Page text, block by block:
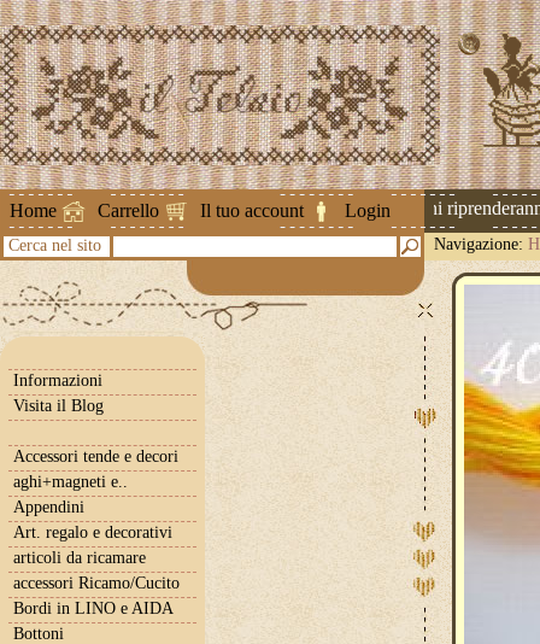
Home Carrello Il tuo account Login
Attenzione ! Le spedizioni riprenderanno
Cerca nel sito Navigazione:
Informazioni
Visita il Blog
Accessori tende e decori
aghi+magneti e..
Appendini
Art. regalo e decorativi
articoli da ricamare
accessori Ricamo/Cucito
Bordi in LINO e AIDA
Bottoni